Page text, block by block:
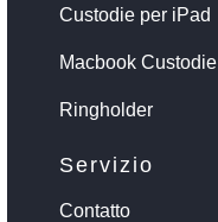
Custodie per iPad
Macbook Custodie
Ringholder
Servizio
Contatto